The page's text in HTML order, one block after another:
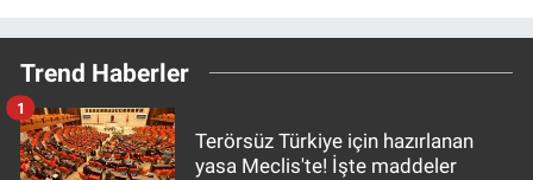
Trend Haberler
Terörsüz Türkiye için hazırlanan
yasa Meclis'te! İşte maddeler
1